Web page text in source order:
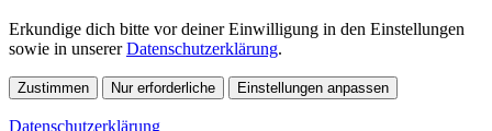
Erkundige dich bitte vor deiner Einwilligung in den Einstellungen
sowie in unsererDatenschutzerklärung.
Zustimmen Nur erforderliche Einstellungen anpassen
Datenschutzerklärung